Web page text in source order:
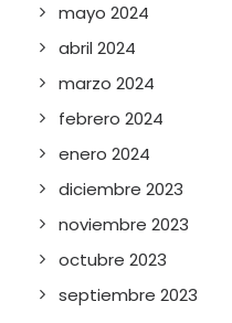
mayo 2024
abril 2024
marzo 2024
febrero 2024
enero 2024
diciembre 2023
noviembre 2023
octubre 2023
septiembre 2023